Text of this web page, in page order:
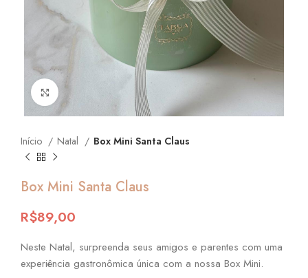
Click to enlarge
Início Natal Box Mini Santa Claus
Box Mini Santa Claus
R$89,00
Neste Natal, surpreenda seus amigos e parentes com uma
experiência gastronômica única com a nossa Box Mini.